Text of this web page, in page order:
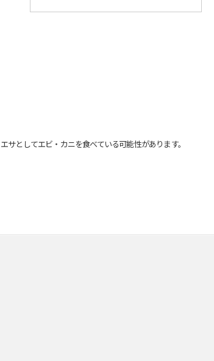
としてエビ・カニを食べている可能性があります。